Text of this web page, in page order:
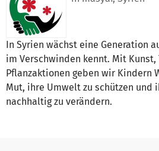
In Syrien wächst eine Generation
im Verschwinden kennt. Mit Kunst,
Pflanzaktionen geben wir Kindern
Mut, ihre Umwelt zu schützen und
nachhaltig zu verändern.